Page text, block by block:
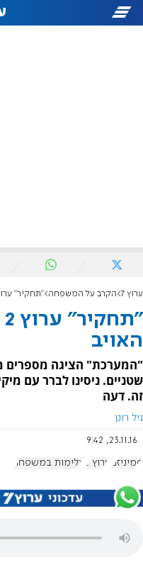
ערוץ 7 הקרב על המשפחה "תחקיר" ערוץ 2 קובע: הגבר הוא
האויב
"המערכת" הציגה מספרים
שטניים. ניסינו לברר עם
זה. דעה
גיל רונן
23.11.16, 9:42
פמיניזם ערוץ 2 אלימות במשפחה